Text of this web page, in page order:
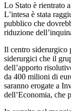
Lo Stato è rientrato
L’intesa è stata
pubblico che
riduzione
Il centro siderurgico
siderurgici che il
dell’apporto
da 400 milioni di
saranno erogate a
dell’Economia, che